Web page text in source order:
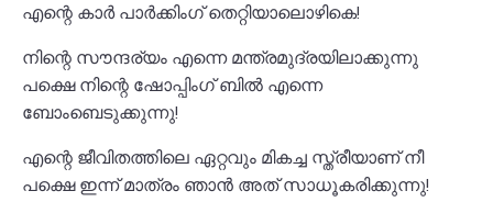
എന്റെ കാർ പാർക്കിംഗ് തെറ്റിയാലൊഴികെ!
നിന്റെ സൗന്ദര്യം എന്നെ മന്ത്രമുദ്രയിലാക്കുന്നു
പക്ഷെ നിന്റെ ഷോപ്പിംഗ് ബിൽ എന്നെ
ബോംബെടുക്കുന്നു!
എന്റെ ജീവിതത്തിലെ ഏറ്റവും മികച്ച സ്ത്രീയാണ് നീ
പക്ഷെ ഇന്ന് മാത്രം ഞാൻ അത് സാധൂകരിക്കുന്നു!